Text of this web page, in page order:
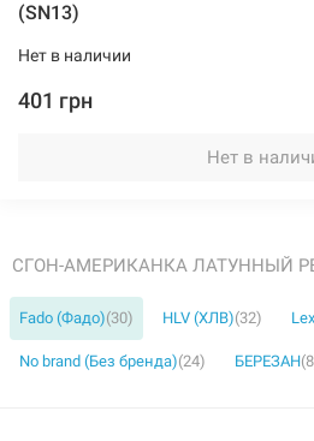
(SN13)
Нет в наличии
401 грн
Нет в
СГОН-АМЕРИКАНКА ЛАТУННЫЙ
Fado (Фадо)(30) HLV (ХЛВ)(32)
No brand (Без бренда)(24) БЕРЕЗАН